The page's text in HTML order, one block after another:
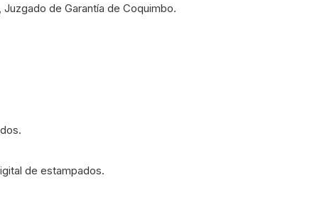
de Garantía de Coquimbo.
de estampados.